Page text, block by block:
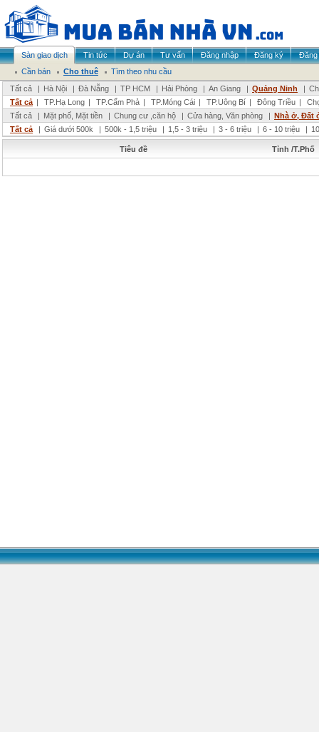
Sàn giao dịch Tin tức Dự án Tư vấn Đăng nhập Đăng ký
Đăng
Cần bán
Cho thuê
Tìm theo nhu cầu
Tất cả
| Hà Nội | Đà Nẵng | TP HCM | Hải Phòng | An Giang | Quảng Ninh |
Tất cả | TP.Hạ Long | TP.Cẩm Phả | TP.Móng Cái | TP.Uông Bí | Đông Triều |
Tất cả
| Mặt phố, Mặt tiền | Chung cư ,căn hộ | Cửa hàng, Văn phòng | Nhà ở, Đất
Tất cả
| Giá dưới 500k | 500k - 1,5 triệu | 1,5 - 3 triệu | 3 - 6 triệu | 6 - 10 triệu |
Tiêu đề Tỉnh /T.Phố